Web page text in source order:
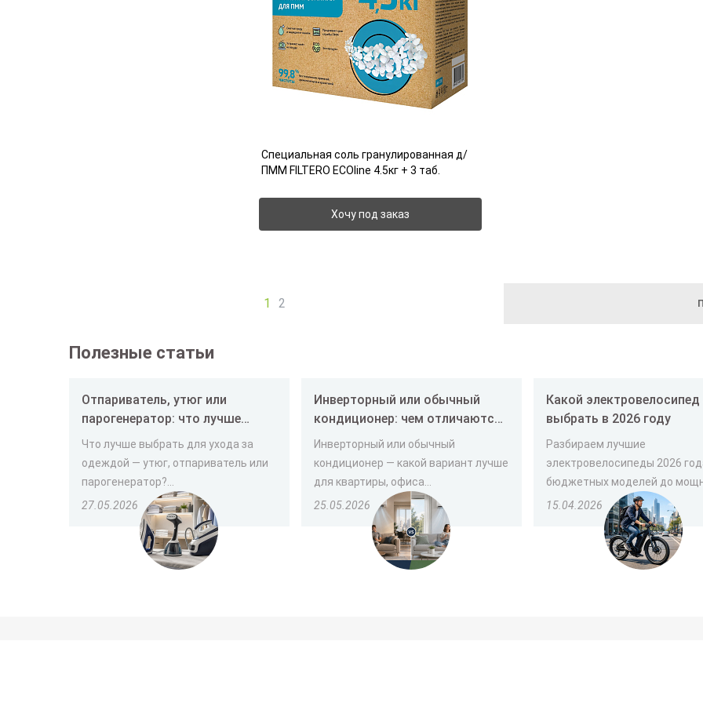
Специальная соль гранулированная д/
ПММ FILTERO ECOline 4.5кг + 3 таб.
Хочу под заказ
1 2
Полезные статьи
Отпариватель, утюг или
парогенератор: что лучше
выбрать
Что лучше выбрать для ухода за
одеждой — утюг, отпариватель или
парогенератор?...
27.05.2026
Инверторный или обычный
кондиционер: чем отличаются
и какой лучше выбрать
Инверторный или обычный
кондиционер — какой вариант лучше
для квартиры, офиса...
25.05.2026
Какой электровелосипед лучше
выбрать в 2026 году
Разбираем лучшие
электровелосипеды 2026
бюджетных моделей до
15.04.2026